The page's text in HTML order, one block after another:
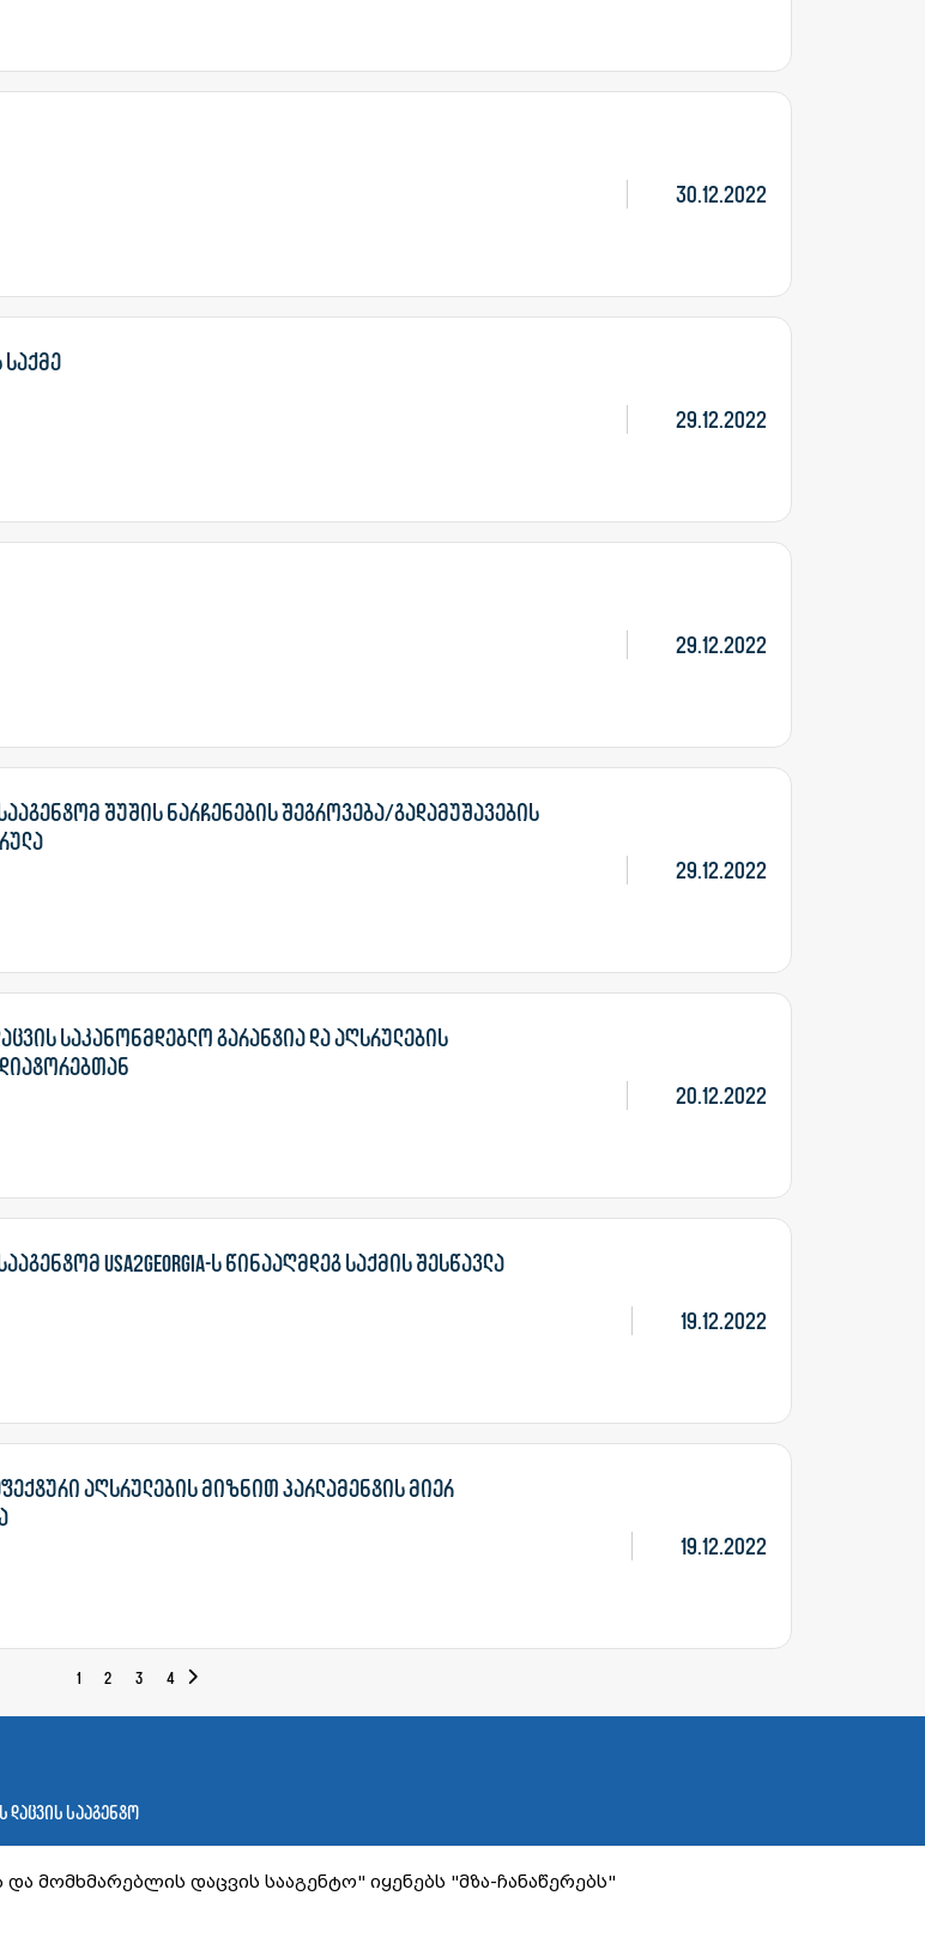
30.12.2022
საქმე
29.12.2022
29.12.2022
შუშის ნარჩენების შეგროვება/გადამუშავების
29.12.2022
საკანონმდებლო გარანტია და აღსრულების
20.12.2022
USA2GEORGIA-ს წინააღმდეგ საქმის შესწავლა
19.12.2022
აღსრულების მიზნით პარლამენტის მიერ
19.12.2022
1 2 3 4
დაცვის სააგენტო
მომხმარებლის დაცვის სააგენტო" იყენებს "მზა-ჩანაწერებს"